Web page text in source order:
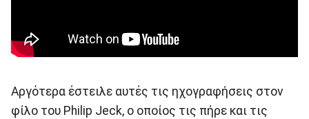
Αργότερα έστειλε αυτές τις ηχογραφήσεις στον
φίλο του Philip Jeck, ο οποίος τις πήρε και τις